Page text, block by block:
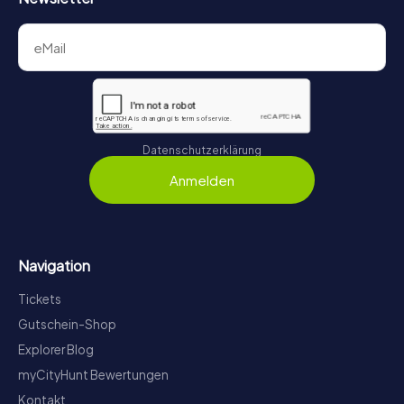
Datenschutzerklärung
Anmelden
Navigation
Tickets
Gutschein-Shop
Explorer Blog
myCityHunt Bewertungen
Kontakt